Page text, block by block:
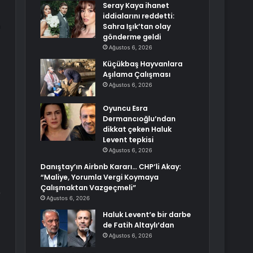
Seray Kaya ihanet
iddialarını reddetti:
Sahra Işık’tan olay
gönderme geldi
Ağustos 6, 2026
Küçükbaş Hayvanlara
Aşılama Çalışması
Ağustos 6, 2026
Oyuncu Esra
Dermancıoğlu’ndan
dikkat çeken Haluk
Levent tepkisi
Ağustos 6, 2026
Danıştay’ın Airbnb Kararı… CHP’li Akay:
“Maliye, Yorumla Vergi Koymaya
Çalışmaktan Vazgeçmeli”
Ağustos 6, 2026
Haluk Levent’e bir darbe
de Fatih Altaylı’dan
Ağustos 6, 2026